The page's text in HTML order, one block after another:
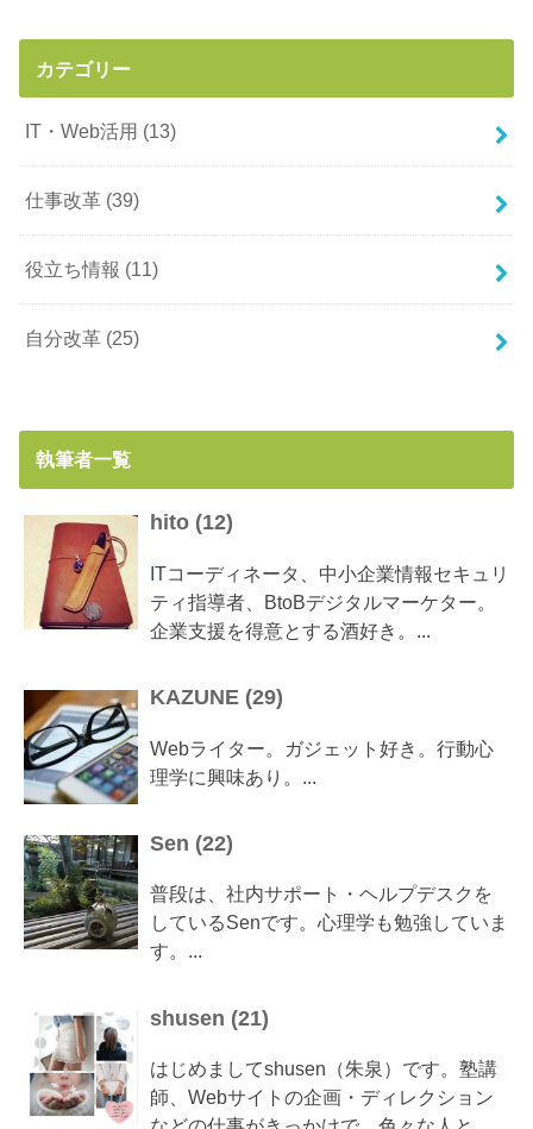
カテゴリー
IT・Web活用 (13)
仕事改革 (39)
役立ち情報 (11)
自分改革 (25)
執筆者一覧
hito (12)
ITコーディネータ、中小企業情報セキュリ
ティ指導者、BtoBデジタルマーケター。
企業支援を得意とする酒好き。...
KAZUNE (29)
Webライター。ガジェット好き。行動心
理学に興味あり。...
Sen (22)
普段は、社内サポート・ヘルプデスクを
しているSenです。心理学も勉強していま
す。...
shusen (21)
はじめましてshusen（朱泉）です。塾講
師、Webサイトの企画・ディレクション